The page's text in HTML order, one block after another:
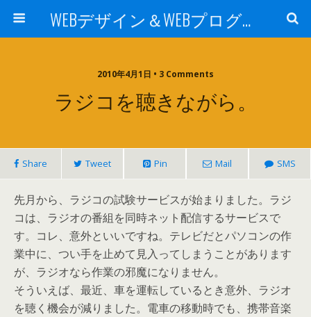
WEBデザイン＆WEBプログラミング -sei2の日記-
2010年4月1日 • 3 Comments
ラジコを聴きながら。
Share Tweet Pin Mail SMS
先月から、ラジコの試験サービスが始まりました。ラジ
コは、ラジオの番組を同時ネット配信するサービスで
す。コレ、意外といいですね。テレビだとパソコンの作
業中に、つい手を止めて見入ってしまうことがあります
が、ラジオなら作業の邪魔になりません。
そういえば、最近、車を運転しているとき意外、ラジオ
を聴く機会が減りました。電車の移動時でも、携帯音楽